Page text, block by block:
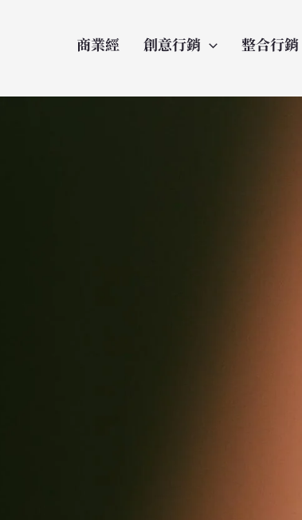
商業經 創意行銷 整合行銷